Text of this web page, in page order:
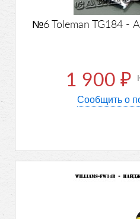
№6 Toleman TG184 -
1 900 ₽
Сообщить о